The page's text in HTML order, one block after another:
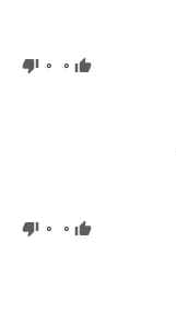
0
0
0
0